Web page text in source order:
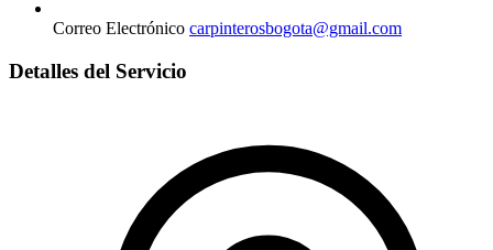
Correo Electrónico carpinterosbogota@gmail.com
Detalles del Servicio